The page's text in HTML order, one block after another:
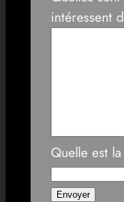
intéressent
Quelle est